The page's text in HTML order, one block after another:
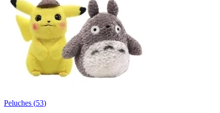
Peluches (53)